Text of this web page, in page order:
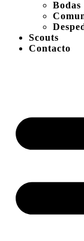
Bodas
Scouts
Contacto